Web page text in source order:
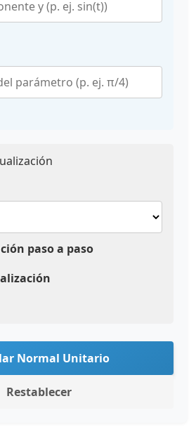
paso a paso
Normal Unitario
Restablecer